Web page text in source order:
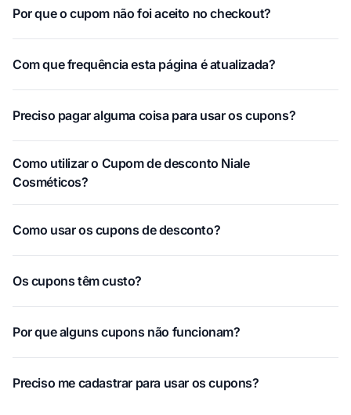
Por que o cupom não foi aceito no checkout?
Com que frequência esta página é atualizada?
Preciso pagar alguma coisa para usar os cupons?
Como utilizar o Cupom de desconto Niale
Cosméticos?
Como usar os cupons de desconto?
Os cupons têm custo?
Por que alguns cupons não funcionam?
Preciso me cadastrar para usar os cupons?